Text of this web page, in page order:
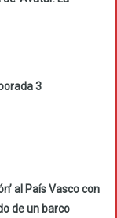
3
al País Vasco con
de un barco